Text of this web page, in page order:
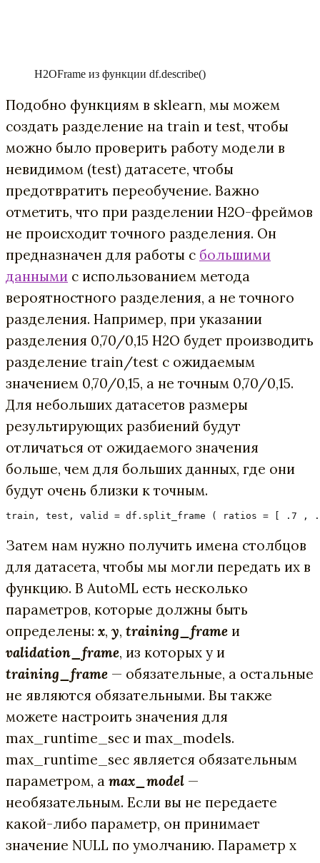
H2OFrame из функции df.describe()
Подобно функциям в sklearn, мы можем
создать разделение на train и test, чтобы
можно было проверить работу модели в
невидимом (test) датасете, чтобы
предотвратить переобучение. Важно
отметить, что при разделении H2O-фреймов
не происходит точного разделения. Он
предназначен для работы с большими
данными с использованием метода
вероятностного разделения, а не точного
разделения. Например, при указании
разделения 0,70/0,15 H2O будет производить
разделение train/test с ожидаемым
значением 0,70/0,15, а не точным 0,70/0,15.
Для небольших датасетов размеры
результирующих разбиений будут
отличаться от ожидаемого значения
больше, чем для больших данных, где они
будут очень близки к точным.
train, test, valid = df.split_frame ( ratios = [ .7 ,
Затем нам нужно получить имена столбцов
для датасета, чтобы мы могли передать их в
функцию. В AutoML есть несколько
параметров, которые должны быть
определены: x, y, training_frame и
validation_frame, из которых y и
training_frame — обязательные, а остальные
не являются обязательными. Вы также
можете настроить значения для
max_runtime_sec и max_models.
max_runtime_sec является обязательным
параметром, а max_model —
необязательным. Если вы не передаете
какой-либо параметр, он принимает
значение NULL по умолчанию. Параметр x